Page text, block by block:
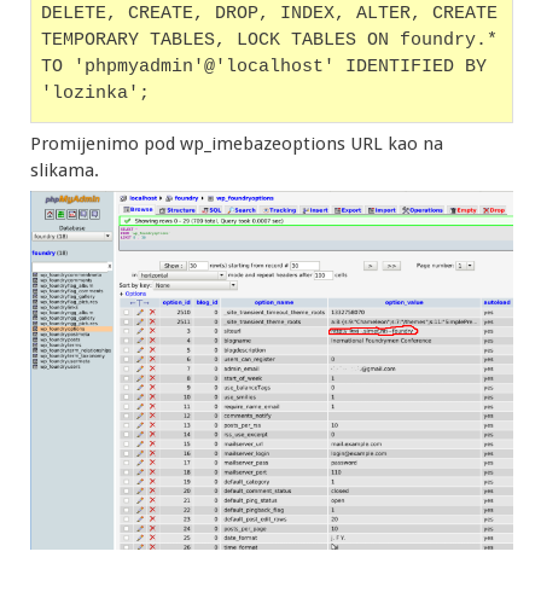
DELETE, CREATE, DROP, INDEX, ALTER, CREATE
TEMPORARY TABLES, LOCK TABLES ON foundry.*
TO 'phpmyadmin'@'localhost' IDENTIFIED BY
'lozinka';
Promijenimo pod wp_imebazeoptions URL kao na
slikama.